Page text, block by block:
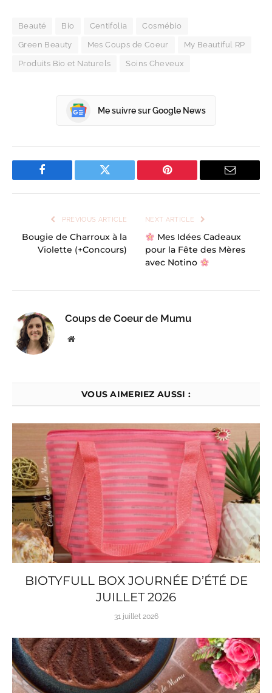
Beauté Bio Centifolia Cosmébio
Green Beauty Mes Coups de Coeur My Beautiful RP
Produits Bio et Naturels Soins Cheveux
Me suivre sur Google News
Facebook Twitter Pinterest Email
PREVIOUS ARTICLE
Bougie de Charroux à la
Violette (+Concours)
NEXT ARTICLE
Mes Idées Cadeaux
pour la Fête des Mères
avec Notino
Coups de Coeur de Mumu
Website
VOUS AIMERIEZ AUSSI :
BIOTYFULL BOX JOURNÉE D’ÉTÉ DE
JUILLET 2026
31 juillet 2026